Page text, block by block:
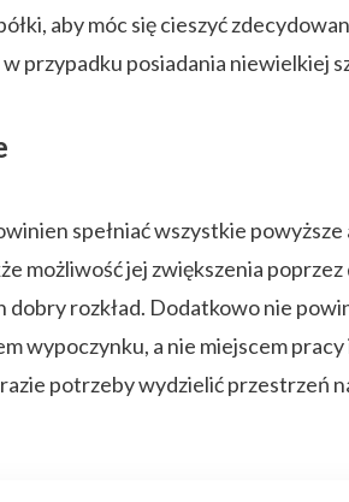
aby móc się cieszyć
przypadku posiadania niewielkiej
spełniać wszystkie
możliwość jej zwiększenia
dobry rozkład. Dodatkowo nie
wypoczynku, a nie miejscem
potrzeby wydzielić przestrzeń